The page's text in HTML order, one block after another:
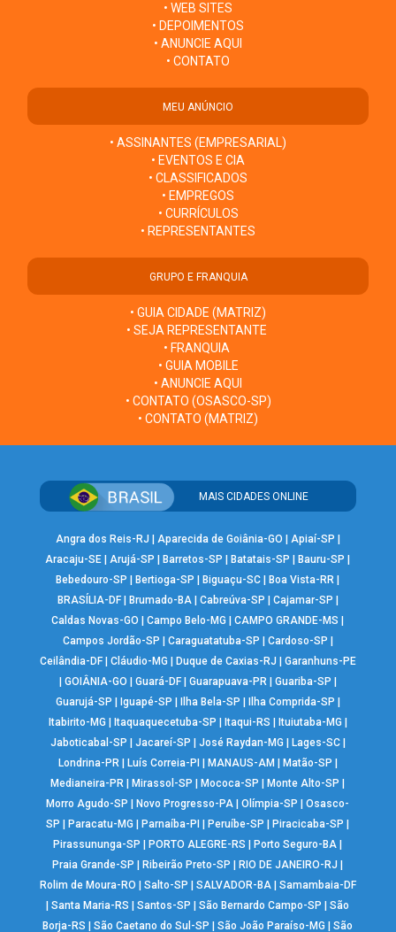
• WEB SITES
• DEPOIMENTOS
• ANUNCIE AQUI
• CONTATO
MEU ANÚNCIO
• ASSINANTES (EMPRESARIAL)
• EVENTOS E CIA
• CLASSIFICADOS
• EMPREGOS
• CURRÍCULOS
• REPRESENTANTES
GRUPO E FRANQUIA
• GUIA CIDADE (MATRIZ)
• SEJA REPRESENTANTE
• FRANQUIA
• GUIA MOBILE
• ANUNCIE AQUI
• CONTATO (OSASCO-SP)
• CONTATO (MATRIZ)
MAIS CIDADES ONLINE
Angra dos Reis-RJ Aparecida de Goiânia-GO Apiaí-SP
Aracaju-SE |Arujá-SP Barretos-SP Batatais-SP Bauru-SP
Bebedouro-SP
Bertioga-SP Biguaçu-SC Boa Vista-RR
BRASÍLIA-DF| Brumado-BA| Cabreúva-SP Cajamar-SP
Caldas Novas-GO
|Campo Belo-MG |CAMPO GRANDE-MS
Campos Jordão-SP
Caraguatatuba-SP Cardoso-SP
Ceilândia-DF| Cláudio-MG Duque de Caxias-RJ
Garanhuns-PE
GOIÂNIA-GO Guará-DF| Guarapuava-PR| Guariba-SP
Guarujá-SP
Iguapé-SP Ilha Bela-SP Ilha Comprida-SP
Itabirito-MG
Itaquaquecetuba-SP Itaqui-RS Ituiutaba-MG
Jaboticabal-SP
Jacareí-SP José Raydan-MG Lages-SC|
Londrina-PR| Luís Correia-PI MANAUS-AM Matão-SP
Medianeira-PR
Mirassol-SP Mococa-SP Monte Alto-SP
Morro Agudo-SP
Novo Progresso-PA |Olímpia-SP |Osasco-
SP
Paracatu-MG Parnaíba-PI Peruíbe-SP Piracicaba-SP
Pirassununga-SP
PORTO ALEGRE-RS Porto Seguro-BA
Praia Grande-SP
Ribeirão Preto-SP RIO DE JANEIRO-RJ
Rolim de Moura-RO
Salto-SP SALVADOR-BA| Samambaia-DF
|Santa Maria-RS |Santos-SP |São Bernardo Campo-SP |São
Borja-RS
|São Caetano do Sul-SP |São João Paraíso-MG |São